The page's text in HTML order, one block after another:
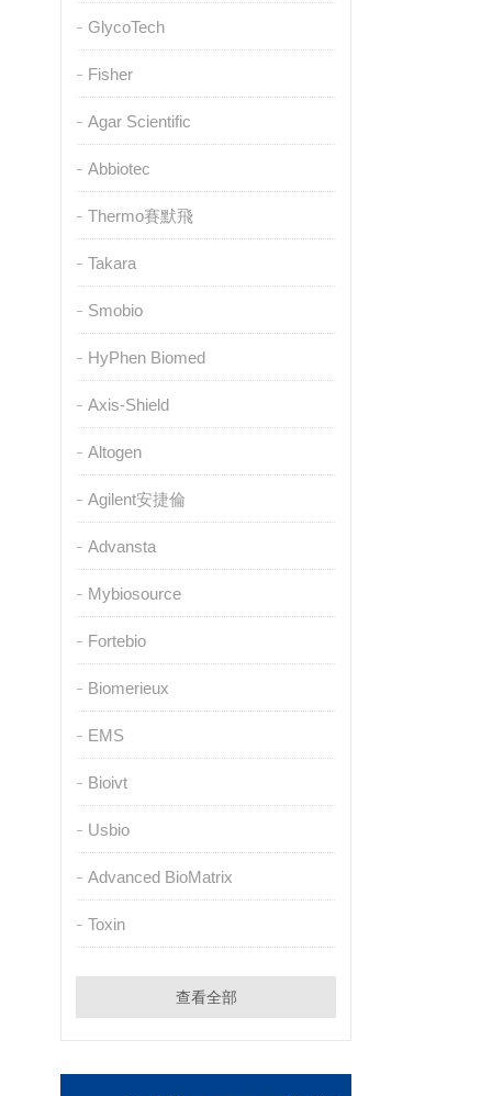
GlycoTech
Fisher
Agar Scientific
Abbiotec
Thermo賽默飛
Takara
Smobio
HyPhen Biomed
Axis-Shield
Altogen
Agilent安捷倫
Advansta
Mybiosource
Fortebio
Biomerieux
EMS
Bioivt
Usbio
Advanced BioMatrix
Toxin
查看全部